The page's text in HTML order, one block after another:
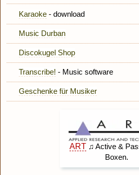
Karaoke - download
Music Durban
Discokugel Shop
Transcribe! - Music software
Geschenke für Musiker